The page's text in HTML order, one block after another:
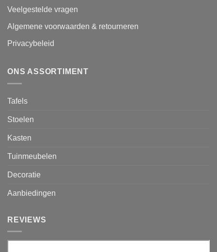
Veelgestelde vragen
Algemene voorwaarden & retourneren
Privacybeleid
ONS ASSORTIMENT
Tafels
Stoelen
Kasten
Tuinmeubelen
Decoratie
Aanbiedingen
REVIEWS